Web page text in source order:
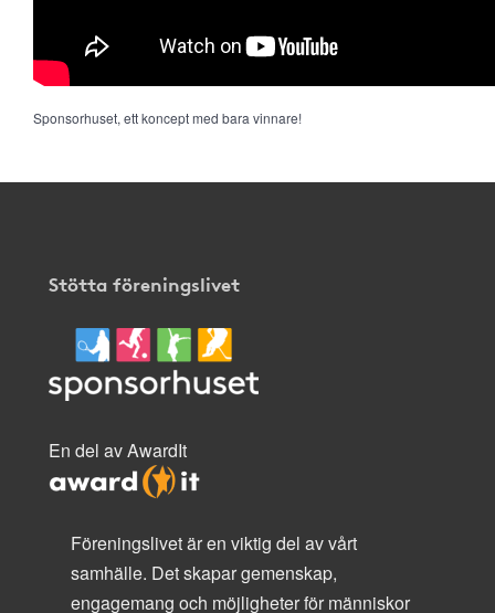
Sponsorhuset, ett koncept med bara vinnare!
Stötta föreningslivet
En del av AwardIt
Föreningslivet är en viktig del av vårt
samhälle. Det skapar gemenskap,
engagemang och möjligheter för människor